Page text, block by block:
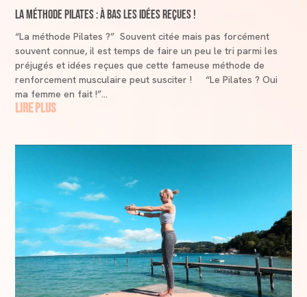
La méthode Pilates : à bas les idées reçues !
“La méthode Pilates ?” Souvent citée mais pas forcément
souvent connue, il est temps de faire un peu le tri parmi les
préjugés et idées reçues que cette fameuse méthode de
renforcement musculaire peut susciter ! “Le Pilates ? Oui
ma femme en fait !”...
lire plus